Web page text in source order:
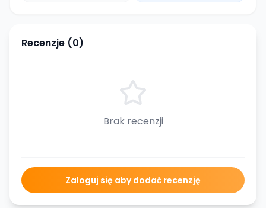
Recenzje (0)
Brak recenzji
Zaloguj się aby dodać recenzję